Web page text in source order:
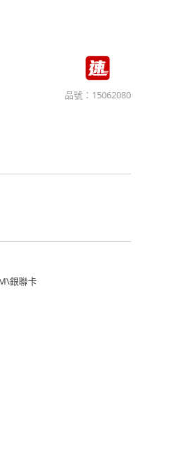
品號： 15062080
\銀聯卡